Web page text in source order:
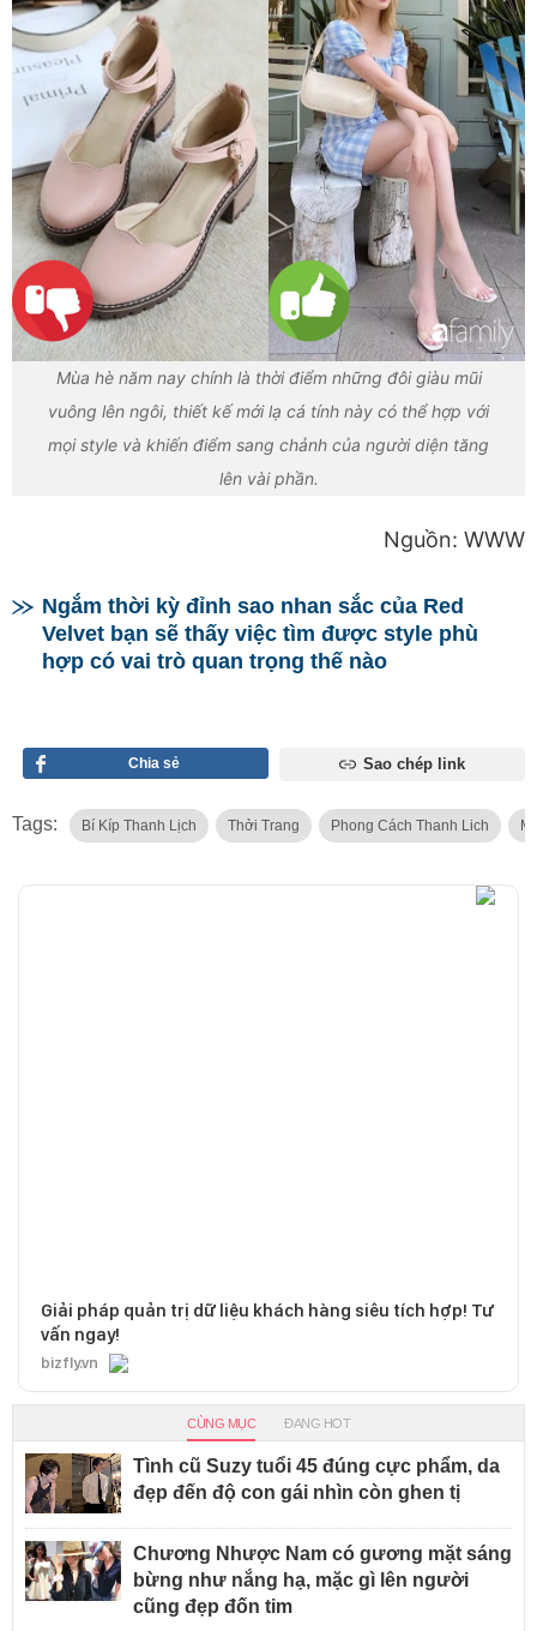
Mùa hè năm nay chính là thời điểm những đôi giàu mũi
vuông lên ngôi, thiết kế mới lạ cá tính này có thể hợp với
mọi style và khiến điểm sang chảnh của người diện tăng
lên vài phần.
Nguồn: WWW
Ngắm thời kỳ đỉnh sao nhan sắc của Red
Velvet bạn sẽ thấy việc tìm được style phù
hợp có vai trò quan trọng thế nào
Chia sẻ Sao chép link
Tags: Bí Kíp Thanh Lịch Thởi Trang Phong Cách Thanh Lich
Giải pháp quản trị dữ liệu khách hàng siêu tích hợp! Tư
vấn ngay!
bizfly.vn
CÙNG MỤC ĐANG HOT
Tình cũ Suzy tuổi 45 đúng cực phẩm, da
đẹp đến độ con gái nhìn còn ghen tị
Chương Nhược Nam có gương mặt sáng
bừng như nắng hạ, mặc gì lên người
cũng đẹp đốn tim